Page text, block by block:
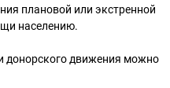
плановой или экстренной
населению.
донорского движения можно